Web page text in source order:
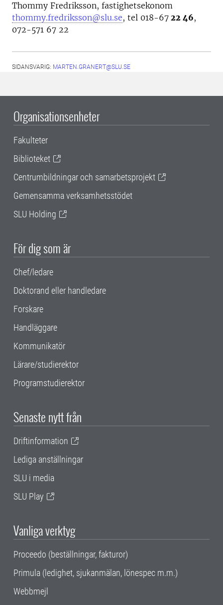
Thommy Fredriksson, fastighetsekonom
thommy.fredriksson@slu.se, tel 018-67 22 46,
072-571 67 22
SIDANSVARIG: MARTEN.GRANERT@SLU.SE
Organisationsenheter
Fakulteter
Biblioteket
Centrumbildningar och samarbetsprojekt
Gemensamma verksamhetsstödet
SLU Holding
För dig som är
Chef/ledare
Doktorand eller handledare
Forskare
Handläggare
Kommunikatör
Lärare/studierektor
Programstudierektor
Senaste nytt från
Driftinformation
Lediga anställningar
SLU i media
SLU Play
Vanliga verktyg
Proceedo (beställningar, fakturor)
Primula (ledighet, sjukanmälan, lönespec m.m.)
Webbmejl